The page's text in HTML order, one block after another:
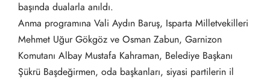
başında dualarla anıldı.
Anma programına Vali Aydın Baruş, Isparta Milletvekilleri
Mehmet Uğur Gökgöz ve Osman Zabun, Garnizon
Komutanı Albay Mustafa Kahraman, Belediye Başkanı
Şükrü Başdeğirmen, oda başkanları, siyasi partilerin il